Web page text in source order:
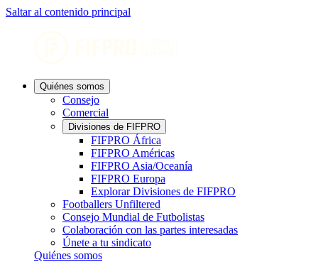
Saltar al contenido principal
Quiénes somos
Consejo
Comercial
Divisiones de FIFPRO
FIFPRO África
FIFPRO Américas
FIFPRO Asia/Oceanía
FIFPRO Europa
Explorar Divisiones de FIFPRO
Footballers Unfiltered
Consejo Mundial de Futbolistas
Colaboración con las partes interesadas
Únete a tu sindicato
Quiénes somos